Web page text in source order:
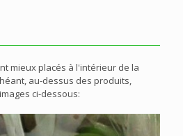
mieux placés à l'intérieur de la
au-dessus des produits,
ci-dessous: